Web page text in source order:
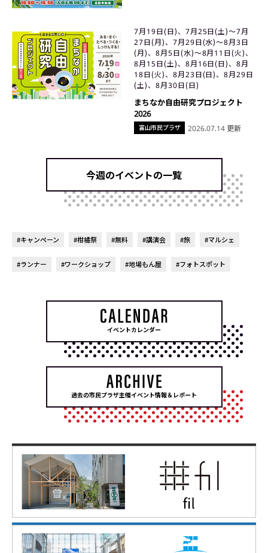
富山市民プラザ
7月19日(日)、7月25日(土)〜7月
27日(月)、7月29日(水)〜8月3日
(月)、8月5日(水)〜8月11日(火)、
8月15日(土)、8月16日(日)、8月
18日(火)、8月23日(日)、8月29日
(土)、8月30日(日)
まちなか自由研究プロジェクト
2026
2026.07.14 更新
今週のイベントの一覧
#キャンペーン #柑橘祭 #無料 #講演会 #旅 #マルシェ
#ランナー #ワークショップ #地場もん屋 #フォトスポット
イベントカレンダー
過去の市民プラザ主催イベント情報＆レポート